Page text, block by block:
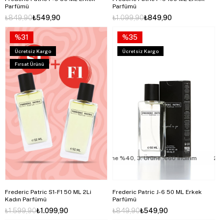
Parfümü
₺549,90
₺849,90
Parfümü
₺849,90
₺1.099,90
Frederic Patric S1-F1 50 ML 2Li
Kadın Parfümü
₺1.099,90
₺1.599,90
%31
Ücretsiz Kargo
Fırsat Ürünü
Frederic Patric J-6 50 ML Erkek
Parfümü
₺549,90
₺849,90
2. Ürüne %40, 3. Ürüne %60 İndirim 2.
%35
Ücretsiz Kargo